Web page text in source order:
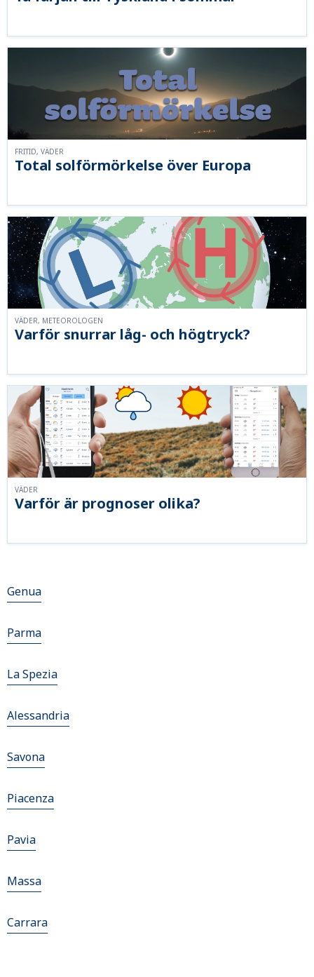
Total solförmörkelse över Europa
FRITID, VÄDER
Varför snurrar låg- och högtryck?
VÄDER, METEOROLOGEN
Varför är prognoser olika?
VÄDER
Genua
Parma
La Spezia
Alessandria
Savona
Piacenza
Pavia
Massa
Carrara